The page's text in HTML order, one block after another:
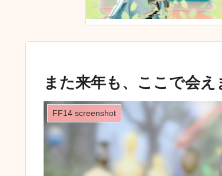
また来年も、ここで会
FF14 screenshot